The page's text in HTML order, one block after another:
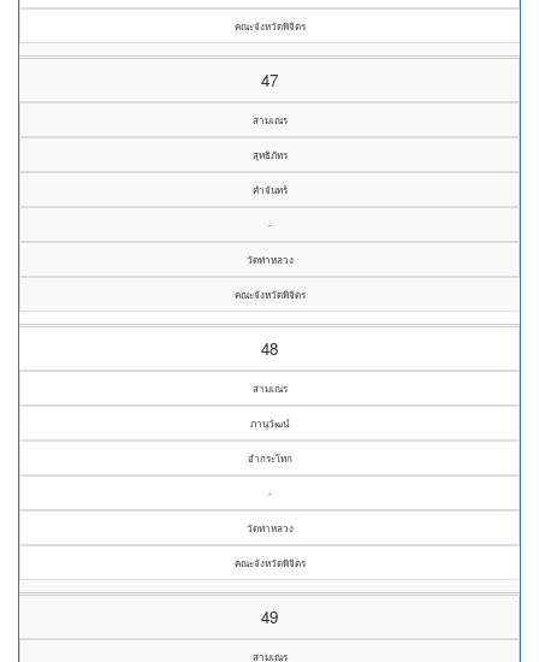
คณะจังหวัดพิจิตร
47
สามเณร
สุทธิภัทร
คำจันทร์
-
วัดท่าหลวง
คณะจังหวัดพิจิตร
48
สามเณร
ภานุวัฒน์
อำกระโทก
-
วัดท่าหลวง
คณะจังหวัดพิจิตร
49
สามเณร